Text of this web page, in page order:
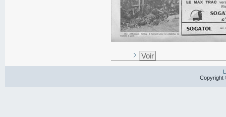
Voir
Copyright